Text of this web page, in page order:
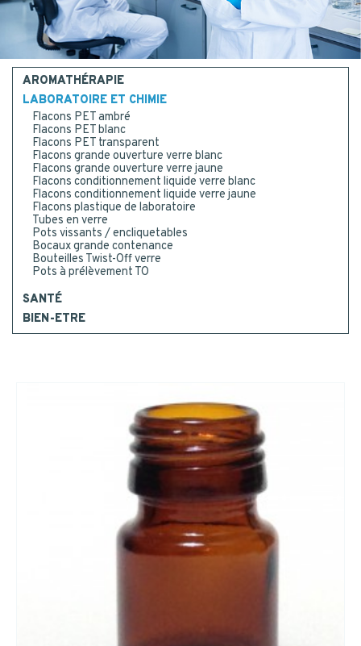
CONTACT
BE RECALLED
Or call us : 02 41 96 90 10
AROMATHÉRAPIE
LABORATOIRE ET CHIMIE
Flacons PET ambré
Flacons PET blanc
Flacons PET transparent
Flacons grande ouverture verre blanc
Flacons grande ouverture verre jaune
Flacons conditionnement liquide verre blanc
Flacons conditionnement liquide verre jaune
Flacons plastique de laboratoire
Tubes en verre
Pots vissants / encliquetables
Bocaux grande contenance
Bouteilles Twist-Off verre
Pots à prélèvement TO
SANTÉ
BIEN-ETRE
Postal code*
MESSAGE
I consent to the collection, processing, use of my
personal data.*
Yes